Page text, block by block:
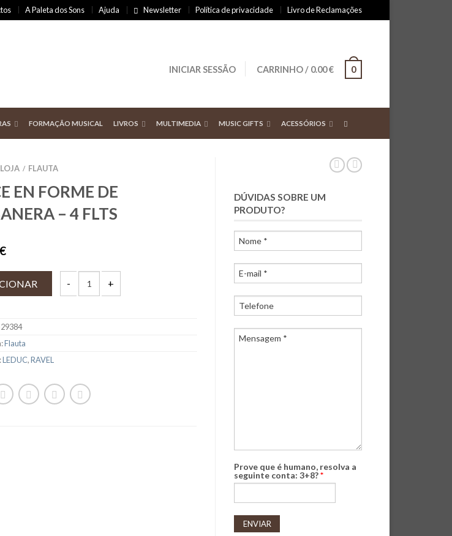
A Paleta dos Sons Ajuda Newsletter Política de privacidade Livro de Reclamações
INICIAR SESSÃO CARRINHO/ 0.00€ 0
FORMAÇÃO MUSICAL LIVROS MULTIMEDIA MUSIC GIFTS ACESSÓRIOS
LOJA / FLAUTA
EN FORME DE
– 4 FLTS
€
Flauta
LEDUC,RAVEL
DÚVIDAS SOBRE UM
PRODUTO?
Prove que é humano, resolva a
seguinte conta: 3+8?*